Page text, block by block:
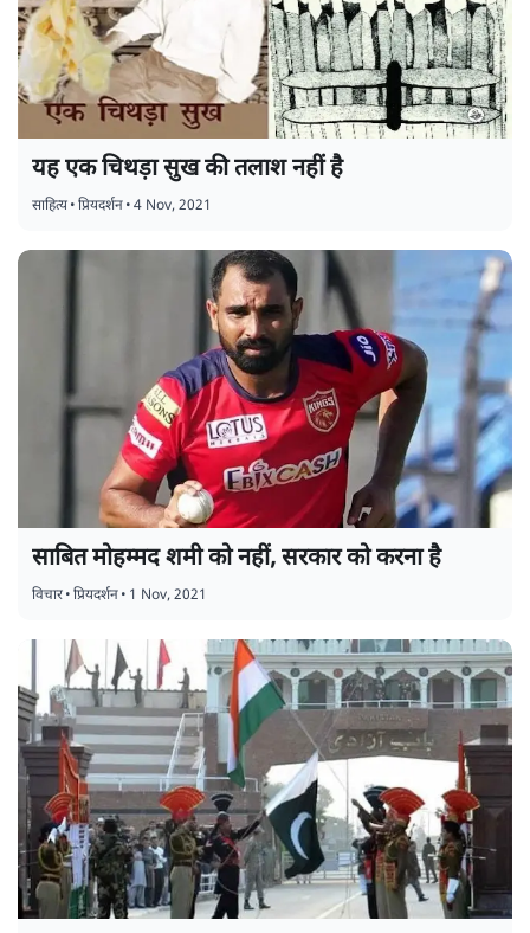
यह एक चिथड़ा सुख की तलाश नहीं है
साहित्य•प्रियदर्शन•4 Nov, 2021
साबित मोहम्मद शमी को नहीं, सरकार को करना है
विचार•प्रियदर्शन• 1 Nov, 2021